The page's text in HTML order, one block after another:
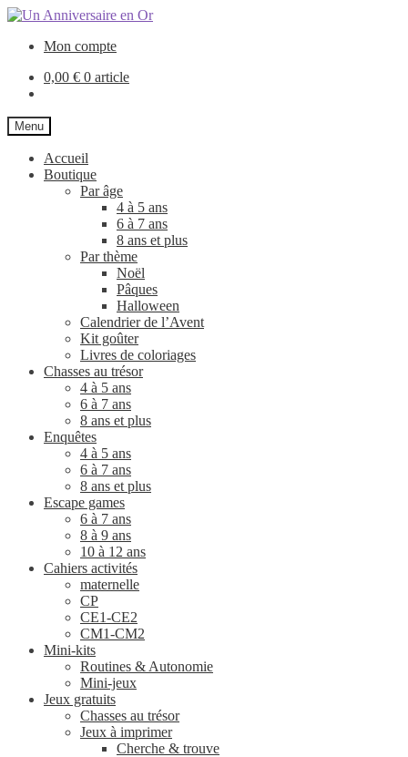
Aller
Aller
contenuMon compte
0,00 € 0 article
Menu
Accueil
Boutique
Par âge
4 à 5 ans
6 à 7 ans
8 ans et plus
Par thème
Noël
Pâques
Halloween
Calendrier de l’Avent
Kit goûter
Livres de coloriages
Chasses au trésor
4 à 5 ans
6 à 7 ans
8 ans et plus
Enquêtes
4 à 5 ans
6 à 7 ans
8 ans et plus
Escape games
6 à 7 ans
8 à 9 ans
10 à 12 ans
Cahiers activités
maternelle
CP
CE1-CE2
CM1-CM2
Mini-kits
Routines & Autonomie
Mini-jeux
Jeux gratuits
Chasses au trésor
Jeux à imprimer
Cherche & trouve
4-5